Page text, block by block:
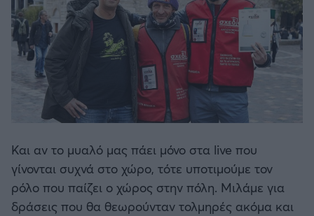
Και αν το μυαλό μας πάει μόνο στα live που
γίνονται συχνά στο χώρο, τότε υποτιμούμε τον
ρόλο που παίζει ο χώρος στην πόλη. Μιλάμε για
δράσεις που θα θεωρούνταν τολμηρές ακόμα και